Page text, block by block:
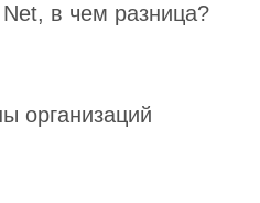
в чем разница?
организаций